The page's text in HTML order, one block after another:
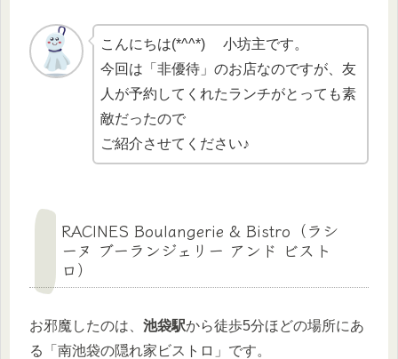
こんにちは(*^^*) 小坊主です。
今回は「非優待」のお店なのですが、友
人が予約してくれたランチがとっても素
敵だったので
ご紹介させてください♪
RACINES Boulangerie & Bistro（ラシ
ーヌ ブーランジェリー アンド ビスト
ロ）
お邪魔したのは、 池袋駅から徒歩5分ほどの場所にあ
る「南池袋の隠れ家ビストロ」です。